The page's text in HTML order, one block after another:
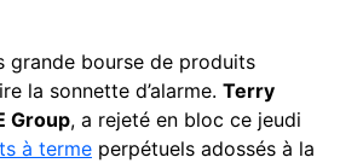
grande bourse de produits
la sonnette d’alarme. Terry
Group, a rejeté en bloc ce jeudi
à terme perpétuels adossés à la